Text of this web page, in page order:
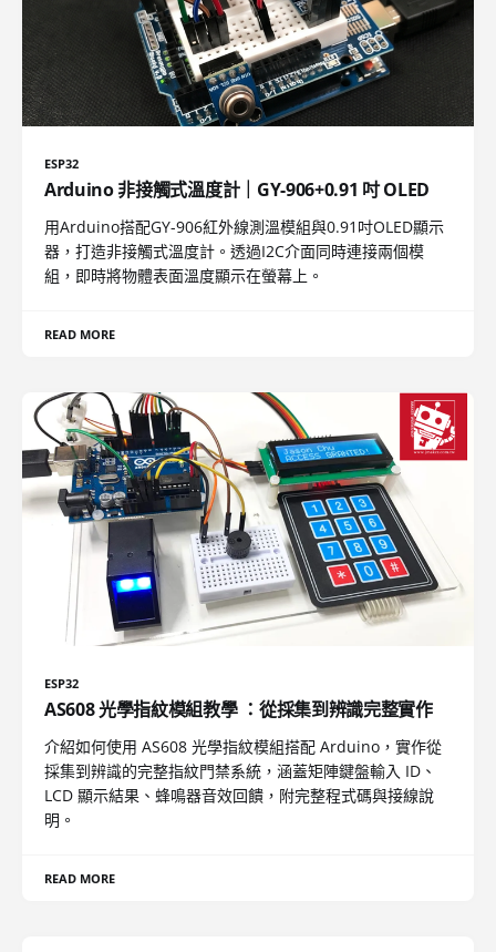
ESP32
Arduino 非接觸式溫度計｜GY-906+0.91 吋 OLED
用Arduino搭配GY-906紅外線測溫模組與0.91吋OLED顯示
器，打造非接觸式溫度計。透過I2C介面同時連接兩個模
組，即時將物體表面溫度顯示在螢幕上。
READ MORE
ESP32
AS608 光學指紋模組教學 ：從採集到辨識完整實作
介紹如何使用 AS608 光學指紋模組搭配 Arduino，實作從
採集到辨識的完整指紋門禁系統，涵蓋矩陣鍵盤輸入 ID、
LCD 顯示結果、蜂鳴器音效回饋，附完整程式碼與接線說
明。
READ MORE